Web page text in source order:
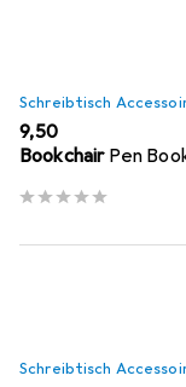
Schreibtisch
EUR
9,50
Bookchair Pen
Schreibtisch